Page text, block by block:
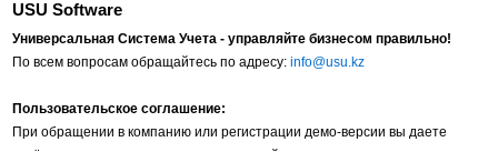
USU Software
Универсальная Система Учета - управляйте бизнесом правильно!
По всем вопросам обращайтесь по адресу:info@usu.kz
Пользовательское соглашение:
При обращении в компанию или регистрации демо-версии вы даете